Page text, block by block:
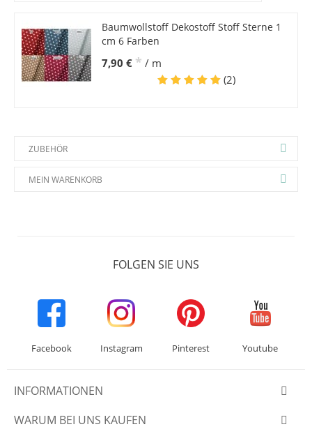
Baumwollstoff Dekostoff Stoff Sterne 1
cm 6 Farben
7,90 € * / m
(2)
ZUBEHÖR
MEIN WARENKORB
FOLGEN SIE UNS
Facebook Instagram Pinterest Youtube
INFORMATIONEN
WARUM BEI UNS KAUFEN